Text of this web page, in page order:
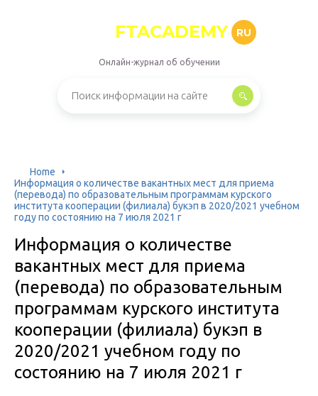
FTACADEMY RU
Онлайн-журнал об обучении
Home
Информация о количестве вакантных мест для приема
(перевода) по образовательным программам курского
института кооперации (филиала) букэп в 2020/2021 учебном
году по состоянию на 7 июля 2021 г
Информация о количестве
вакантных мест для приема
(перевода) по образовательным
программам курского института
кооперации (филиала) букэп в
2020/2021 учебном году по
состоянию на 7 июля 2021 г